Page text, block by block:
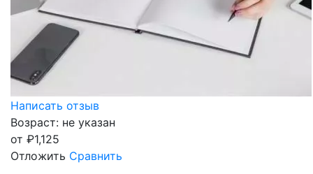
Написать отзыв
Возраст: не указан
от ₽1,125
Отложить Сравнить